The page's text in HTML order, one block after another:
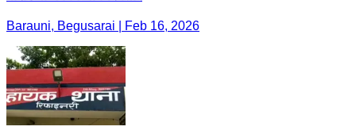
Barauni, Begusarai | Feb 16, 2026